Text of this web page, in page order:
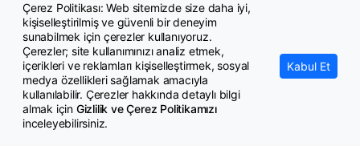
• Ekonomi Haberleri
• Eğitim Haberleri
• Yaşam Haberleri
• Maaş Verileri Haberleri
• Mahkeme Kararları
Haberleri
Çerez Politikası: Web sitemizde size daha iyi,
kişiselleştirilmiş ve güvenli bir deneyim
sunabilmek için çerezler kullanıyoruz.
Çerezler; site kullanımınızı analiz etmek,
içerikleri ve reklamları kişiselleştirmek, sosyal
medya özellikleri sağlamak amacıyla
kullanılabilir. Çerezler hakkında detaylı bilgi
almak için Gizlilik ve Çerez Politikamızı
inceleyebilirsiniz.
Kabul Et